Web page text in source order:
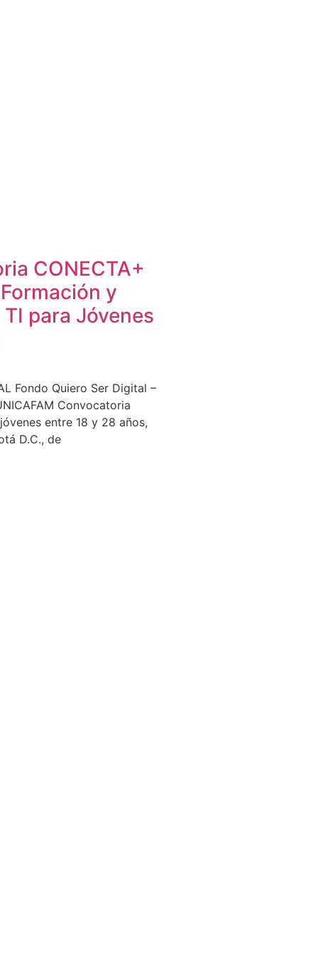
CONECTA+
y
para Jóvenes
Fondo Quiero Ser Digital –
Convocatoria
entre 18 y 28 años,
D.C., de